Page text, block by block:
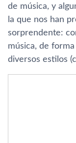
de música, y
la que nos han
sorprendente:
música, de
diversos estilos